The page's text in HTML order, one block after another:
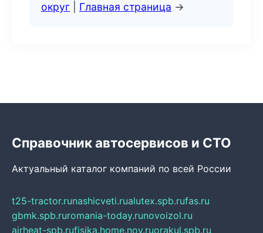
округ
Главная страница →
Справочник автосервисов и СТО
Актуальный каталог компаний по всей России
t25-tractor.runashicveti.rualutex.spb.rufas.ru
gbmk.spb.ruromania-today.runovoizol.ru
airheat-spb.rufisika.home.nov.ruorakul.spb.ru